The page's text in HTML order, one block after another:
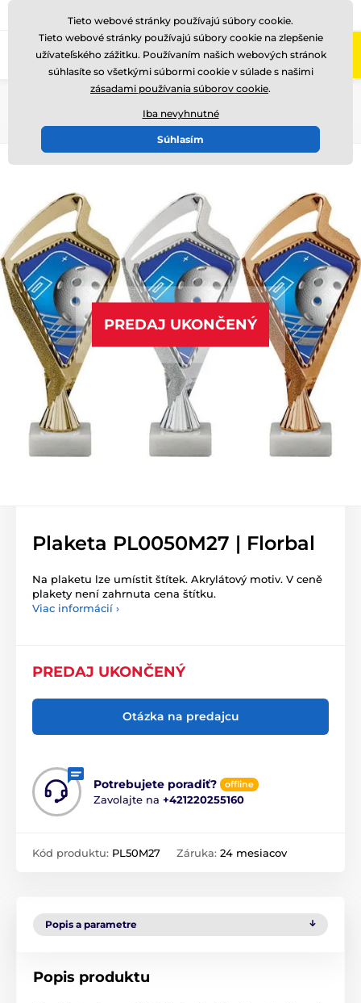
Zavolajte nám (Po-Pi 8-17) +421220255160
PREDAJ UKONČENÝ
Plaketa PL0050M27 | Florbal
Na plaketu lze umístit štítek. Akrylátový motiv. V ceně
plakety není zahrnuta cena štítku.
Viac informácií ›
PREDAJ UKONČENÝ
Otázka na predajcu
Potrebujete poradiť? offline
Zavolajte na +421220255160
Kód produktu: PL50M27 Záruka: 24 mesiacov
Popis a parametre
Popis produktu
Tieto webové stránky používajú súbory cookie.
Tieto webové stránky používajú súbory cookie na zlepšenie
užívateľského zážitku. Používaním našich webových stránok
súhlasíte so všetkými súbormi cookie v súlade s našimi
zásadami používania súborov cookie.
Iba nevyhnutné
Súhlasím